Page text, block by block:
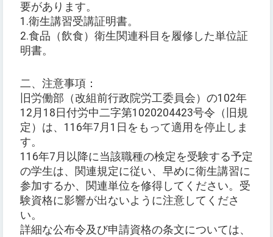
要があります。
1.衛生講習受講証明書。
2.食品（飲食）衛生関連科目を履修した単位証
明書。
二、注意事項：
旧労働部（改組前行政院労工委員会）の102年
12月18日付労中二字第1020204423号令（旧規
定）は、116年7月1日をもって適用を停止しま
す。
116年7月以降に当該職種の検定を受験する予定
の学生は、関連規定に従い、早めに衛生講習に
参加するか、関連単位を修得してください。受
験資格に影響が出ないように注意してくださ
い。
詳細な公布令及び申請資格の条文については、